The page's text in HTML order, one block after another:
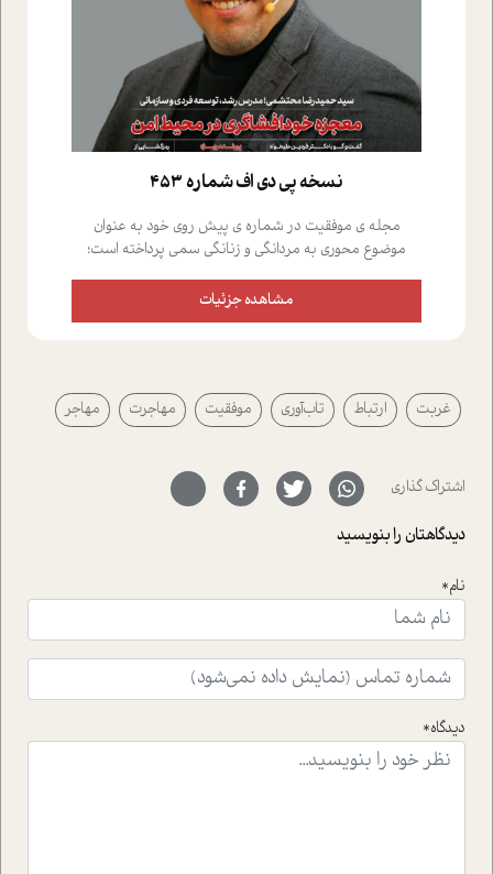
نسخه پي دي اف شماره 453
مجله ی موفقیت در شماره ی پیش روی خود به عنوان
موضوع محوری به مردانگی و زنانگی سمی پرداخته است؛
علیخواه، جامعه شناس در بخش های مختلف تلاش کرده ایم
از دریچه های گوناگون به این موضوع مهم بپردازیم.فصل
پیرامون آن آشنا می کند.در بخش دو فنجان داغ به سراغ افرادی
رفته ایم که موفقیت را در عمل به اثبات رسانده اند؛ سید
حمیدرضا محتشمی که بیست و پنجمین سال فعالیت حرفه
سر نهاده است و نیز کرامت عزیز زاده؛ سفیر صلح و دوستی که
با رکاب زدن در بیش از هفتاد کشور و کاشتن درخت، به نماد
حمایت از محیط زیست و منابع طبیعی تبدیل گشته
است.فصل روایت اجنبی ها در این شماره به دو موضوع
ای که به زندگی شگفت انگیز جین گودال و تاثیرات کاوش های
ایشان در حوزه ی شامپانزه ها بر زندگی امروزی ما نگاهی
افکنده است.فصل اتاق 333 شما را پای صحبت یک تجربه ی
واقعی در ارتباط با اختلال شخصیت اسکزوئید و مشکلات و نیز
راهکارهای حل آن قرار می دهد که در اتاق درمان اتفاق افتاده
موثرترین راهکارهای استفاده از هوش مصنوعی در حوزه های
مشاهده جزئیات
غربت ارتباط تاب‌آوری موفقیت مهاجرت مهاجر
اشتراک گذاری
دیدگاهتان را بنویسید
نام*
دیدگاه*